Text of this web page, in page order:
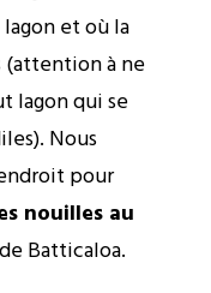
et où la
(attention à ne
lagon qui se
Nous
pour
nouilles au
Batticaloa.